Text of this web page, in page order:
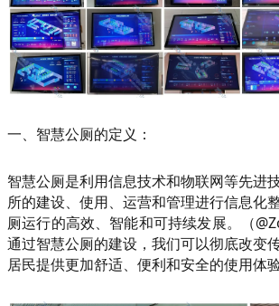
一、智慧公厕的定义：
智慧公厕是利用信息技术和物联网等先进
所的建设、使用、运营和管理进行信息化
厕运行的高效、智能和可持续发展。（
通过智慧公厕的建设，我们可以彻底改变
居民提供更加舒适、便利和安全的使用体验